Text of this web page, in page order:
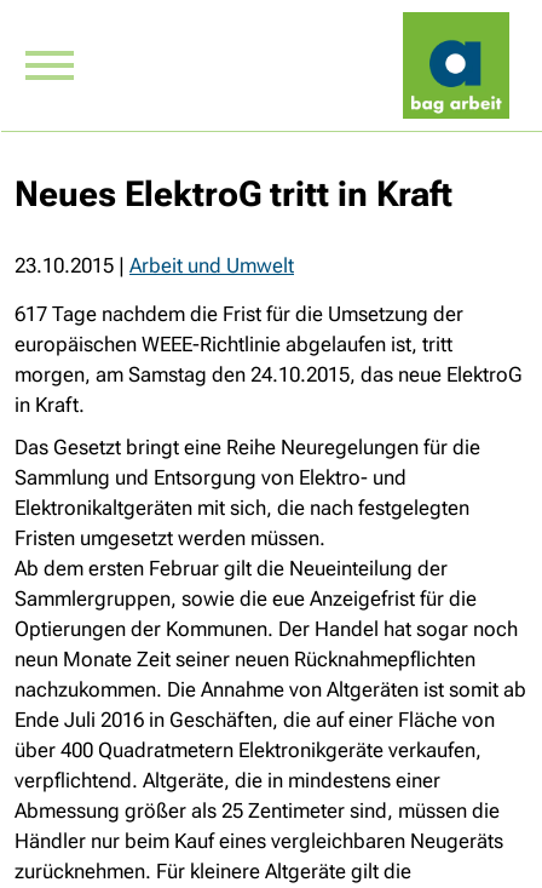
Neues ElektroG tritt in Kraft
23.10.2015 | Arbeit und Umwelt
617 Tage nachdem die Frist für die Umsetzung der
europäischen WEEE-Richtlinie abgelaufen ist, tritt
morgen, am Samstag den 24.10.2015, das neue ElektroG
in Kraft.
Das Gesetzt bringt eine Reihe Neuregelungen für die
Sammlung und Entsorgung von Elektro- und
Elektronikaltgeräten mit sich, die nach festgelegten
Fristen umgesetzt werden müssen.
Ab dem ersten Februar gilt die Neueinteilung der
Sammlergruppen, sowie die eue Anzeigefrist für die
Optierungen der Kommunen. Der Handel hat sogar noch
neun Monate Zeit seiner neuen Rücknahmepflichten
nachzukommen. Die Annahme von Altgeräten ist somit ab
Ende Juli 2016 in Geschäften, die auf einer Fläche von
über 400 Quadratmetern Elektronikgeräte verkaufen,
verpflichtend. Altgeräte, die in mindestens einer
Abmessung größer als 25 Zentimeter sind, müssen die
Händler nur beim Kauf eines vergleichbaren Neugeräts
zurücknehmen. Für kleinere Altgeräte gilt die